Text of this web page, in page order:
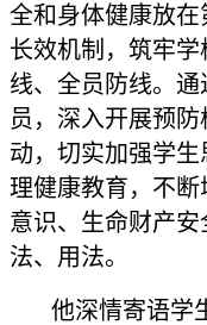
全和身体健康放
长效机制，筑牢
线、全员防线。
员，深入开展预
动，切实加强学
理健康教育，不
意识、生命财产
法、用法。
他深情寄语学